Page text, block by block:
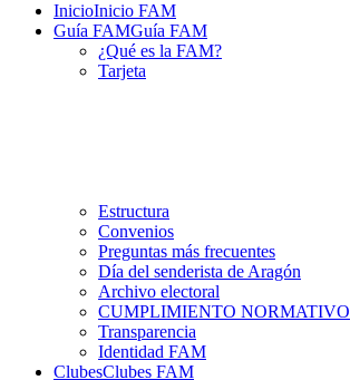
InicioInicio FAM
Guía FAMGuía FAM
¿Qué es la FAM?
Tarjeta
Estructura
Convenios
Preguntas más frecuentes
Día del senderista de Aragón
Archivo electoral
CUMPLIMIENTO NORMATIVO
Transparencia
Identidad FAM
ClubesClubes FAM